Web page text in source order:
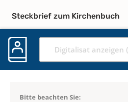
Steckbrief zum Kirchenbuch
Digitalisat anzeigen
Bitte beachten Sie: